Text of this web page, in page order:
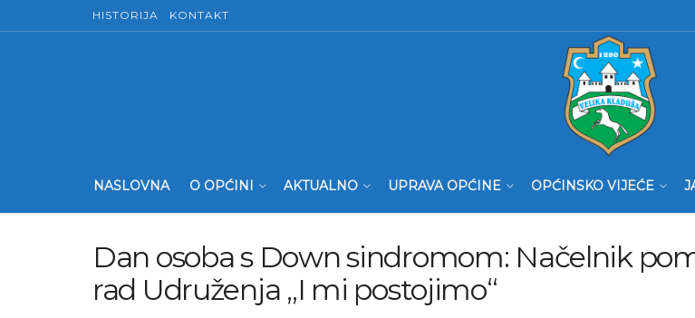
HISTORIJA KONTAKT
NASLOVNA O OPĆINI AKTUALNO UPRAVA OPĆINE OPĆINSKO VIJEĆE
Dan osoba s Down sindromom: Načelnik
rad Udruženja „I mi postojimo“